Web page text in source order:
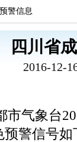
预警信息
四川省
2016-12-
市气象台
预警信号